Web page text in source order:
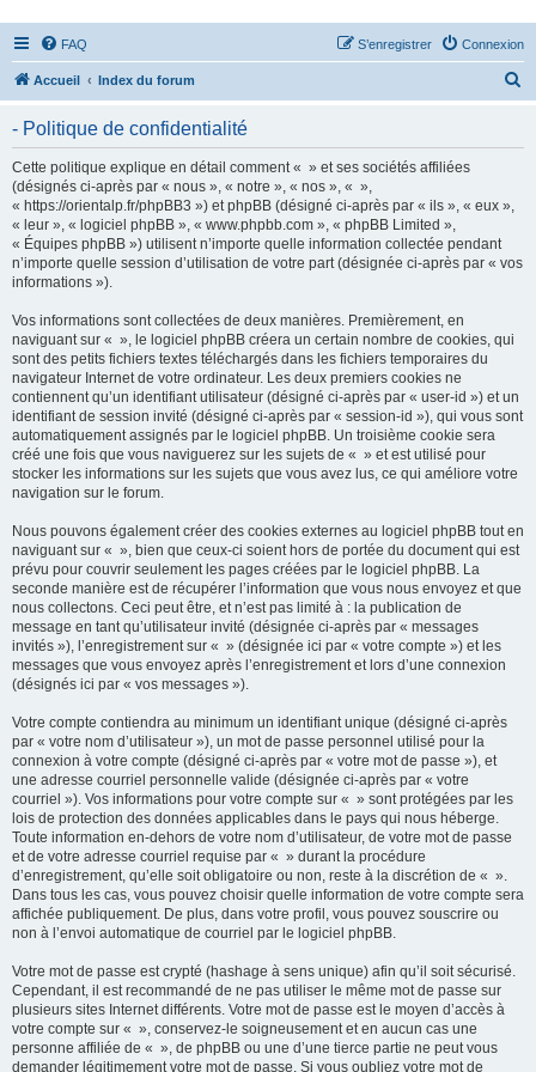
FAQ Connexion
S’enregistrer
Accueil Index du forum
- Politique de confidentialité
Cette politique explique en détail comment « » et ses sociétés affiliées
(désignés ci-après par « nous », « notre », « nos », « »,
« https://orientalp.fr/phpBB3 ») et phpBB (désigné ci-après par « ils », « eux »,
« leur », « logiciel phpBB », « www.phpbb.com », « phpBB Limited »,
« Équipes phpBB ») utilisent n’importe quelle information collectée pendant
n’importe quelle session d’utilisation de votre part (désignée ci-après par « vos
informations »).
Vos informations sont collectées de deux manières. Premièrement, en
naviguant sur « », le logiciel phpBB créera un certain nombre de cookies, qui
sont des petits fichiers textes téléchargés dans les fichiers temporaires du
navigateur Internet de votre ordinateur. Les deux premiers cookies ne
contiennent qu’un identifiant utilisateur (désigné ci-après par « user-id ») et un
identifiant de session invité (désigné ci-après par « session-id »), qui vous sont
automatiquement assignés par le logiciel phpBB. Un troisième cookie sera
créé une fois que vous naviguerez sur les sujets de « » et est utilisé pour
stocker les informations sur les sujets que vous avez lus, ce qui améliore votre
navigation sur le forum.
Nous pouvons également créer des cookies externes au logiciel phpBB tout en
naviguant sur « », bien que ceux-ci soient hors de portée du document qui est
prévu pour couvrir seulement les pages créées par le logiciel phpBB. La
seconde manière est de récupérer l’information que vous nous envoyez et que
nous collectons. Ceci peut être, et n’est pas limité à : la publication de
message en tant qu’utilisateur invité (désignée ci-après par « messages
invités »), l’enregistrement sur « » (désignée ici par « votre compte ») et les
messages que vous envoyez après l’enregistrement et lors d’une connexion
(désignés ici par « vos messages »).
Votre compte contiendra au minimum un identifiant unique (désigné ci-après
par « votre nom d’utilisateur »), un mot de passe personnel utilisé pour la
connexion à votre compte (désigné ci-après par « votre mot de passe »), et
une adresse courriel personnelle valide (désignée ci-après par « votre
courriel »). Vos informations pour votre compte sur « » sont protégées par les
lois de protection des données applicables dans le pays qui nous héberge.
Toute information en-dehors de votre nom d’utilisateur, de votre mot de passe
et de votre adresse courriel requise par « » durant la procédure
d’enregistrement, qu’elle soit obligatoire ou non, reste à la discrétion de « ».
Dans tous les cas, vous pouvez choisir quelle information de votre compte sera
affichée publiquement. De plus, dans votre profil, vous pouvez souscrire ou
non à l’envoi automatique de courriel par le logiciel phpBB.
Votre mot de passe est crypté (hashage à sens unique) afin qu’il soit sécurisé.
Cependant, il est recommandé de ne pas utiliser le même mot de passe sur
plusieurs sites Internet différents. Votre mot de passe est le moyen d’accès à
votre compte sur « », conservez-le soigneusement et en aucun cas une
personne affiliée de « », de phpBB ou une d’une tierce partie ne peut vous
demander légitimement votre mot de passe. Si vous oubliez votre mot de